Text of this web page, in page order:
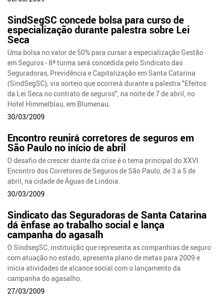
SindSegSC concede bolsa para curso de
especialização durante palestra sobre Lei
Seca
Uma bolsa no valor de 50% para cursar a especialização Gestão
em Seguros - 8ª turma será concedida pelo Sindicato das
Seguradoras, Previdência e Capitalização em Santa Catarina
(SindSegSC), via sorteio que ocorrerá durante a palestra "Efeitos
da Lei Seca no contrato de seguros", na noite de 7 de abril, no
Hotel Himmelblau, em Blumenau.
30/03/2009
Encontro reunirá corretores de seguros em
São Paulo no início de abril
O desafio de crescer diante da crise é o tema principal do XXVI
Encontro dos Corretores de Seguros de São Paulo, de 3 a 5 de
abril, na cidade de Águas de Lindoia.
30/03/2009
Sindicato das Seguradoras de Santa Catarina
dá ênfase ao trabalho social e lança
campanha do agasalh
O SindsegSC, instituição que representa as companhias de seguro
com atuação no estado, apresenta plano de metas para 2009 e
inicia atividades de alcance social com o lançamento da
campanha do agasalho.
27/03/2009